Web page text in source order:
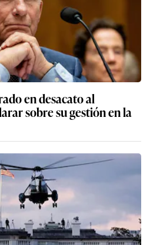
en desacato al
sobre su gestión en la